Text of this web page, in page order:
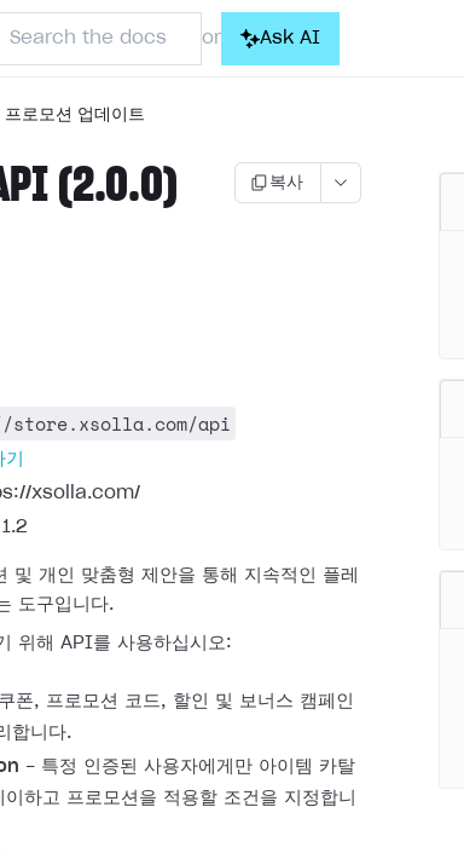
Search the docs or Ask AI
프로모션 업데이트
(2.0.0) 복사
api
xsolla.com/
1.2
및 개인 맞춤형 제안을 통해 지속적인 플레
도구입니다.
위해 API를 사용하십시오:
폰, 프로모션 코드, 할인 및 보너스 캠페인
합니다.
- 특정 인증된 사용자에게만 아이템 카탈
하고 프로모션을 적용할 조건을 지정합니